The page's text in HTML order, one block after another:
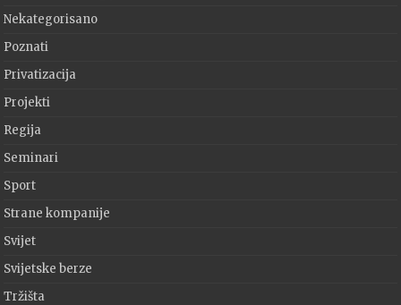
Nekategorisano
Poznati
Privatizacija
Projekti
Regija
Seminari
Sport
Strane kompanije
Svijet
Svijetske berze
Tržišta